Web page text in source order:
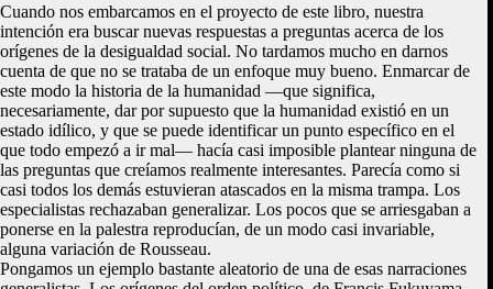
Cuando nos embarcamos en el proyecto de este libro, nuestra
intención era buscar nuevas respuestas a preguntas acerca de los
orígenes de la desigualdad social. No tardamos mucho en darnos
cuenta de que no se trataba de un enfoque muy bueno. Enmarcar de
este modo la historia de la humanidad —que significa,
necesariamente, dar por supuesto que la humanidad existió en un
estado idílico, y que se puede identificar un punto específico en el
que todo empezó a ir mal— hacía casi imposible plantear ninguna de
las preguntas que creíamos realmente interesantes. Parecía como si
casi todos los demás estuvieran atascados en la misma trampa. Los
especialistas rechazaban generalizar. Los pocos que se arriesgaban a
ponerse en la palestra reproducían, de un modo casi invariable,
alguna variación de Rousseau.
Pongamos un ejemplo bastante aleatorio de una de esas narraciones